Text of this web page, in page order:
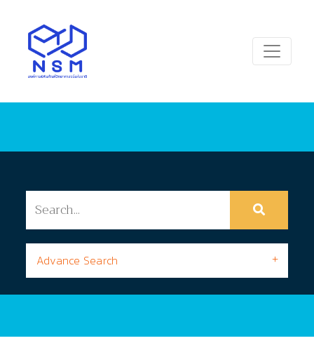
Advance Search